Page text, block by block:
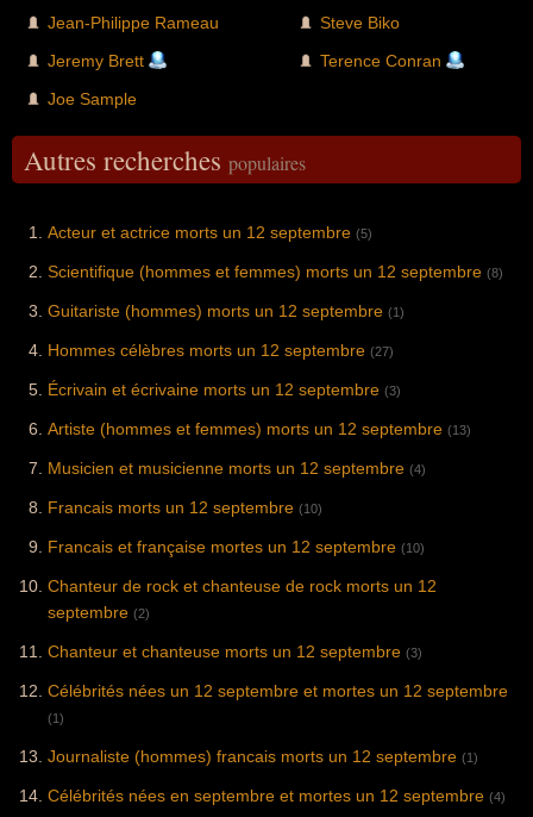
Jean-Philippe Rameau
Jeremy Brett
Joe Sample
Steve Biko
Terence Conran
Autres recherches populaires
Acteur et actrice morts un 12 septembre (5)
Scientifique (hommes et femmes) morts un 12 septembre (8)
Guitariste (hommes) morts un 12 septembre (1)
Hommes célèbres morts un 12 septembre (27)
Écrivain et écrivaine morts un 12 septembre (3)
Artiste (hommes et femmes) morts un 12 septembre (13)
Musicien et musicienne morts un 12 septembre (4)
Francais morts un 12 septembre (10)
Francais et française mortes un 12 septembre (10)
Chanteur de rock et chanteuse de rock morts un 12
septembre (2)
Chanteur et chanteuse morts un 12 septembre (3)
Célébrités nées un 12 septembre et mortes un 12 septembre
(1)
Journaliste (hommes) francais morts un 12 septembre (1)
Célébrités nées en septembre et mortes un 12 septembre (4)